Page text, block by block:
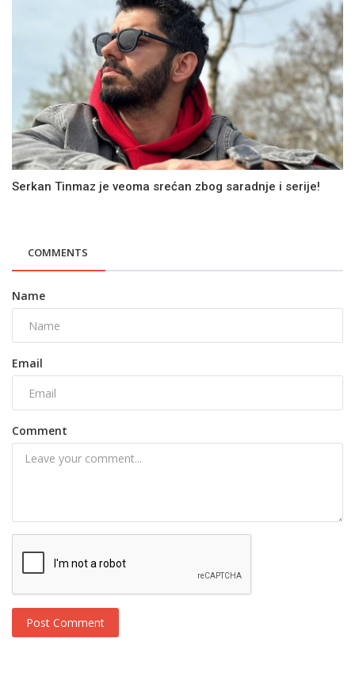
Serkan Tinmaz je veoma srećan zbog saradnje i serije!
COMMENTS
Name
Email
Comment
Post Comment